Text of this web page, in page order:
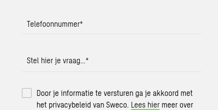
Telefoonnummer*
Stel hier je vraag…*
Door je informatie te versturen ga je akkoord met
het privacybeleid van Sweco. Lees hier meer over